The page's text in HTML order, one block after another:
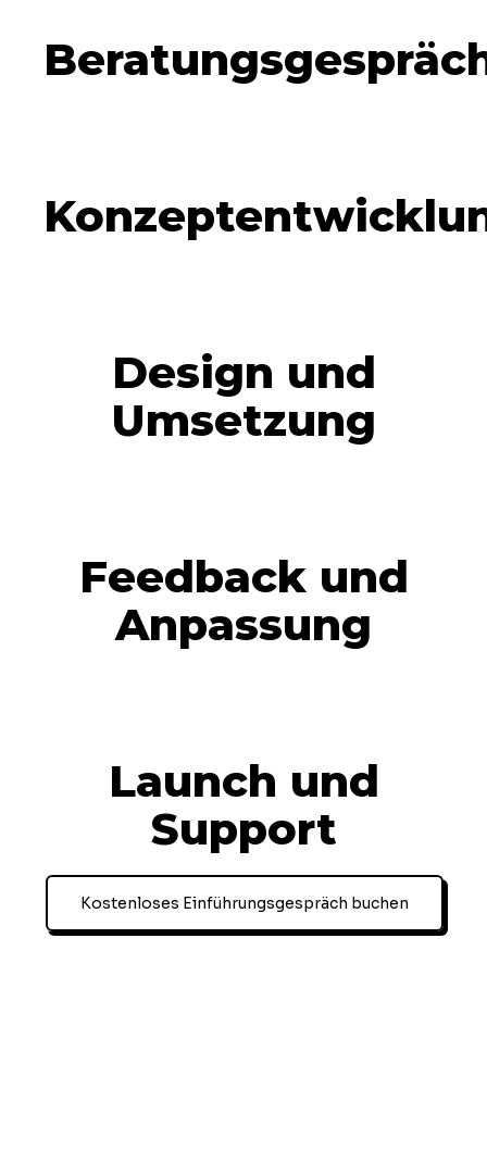
Design und
Umsetzung
Feedback und
Anpassung
Launch und
Support
Kostenloses Einführungsgespräch buchen